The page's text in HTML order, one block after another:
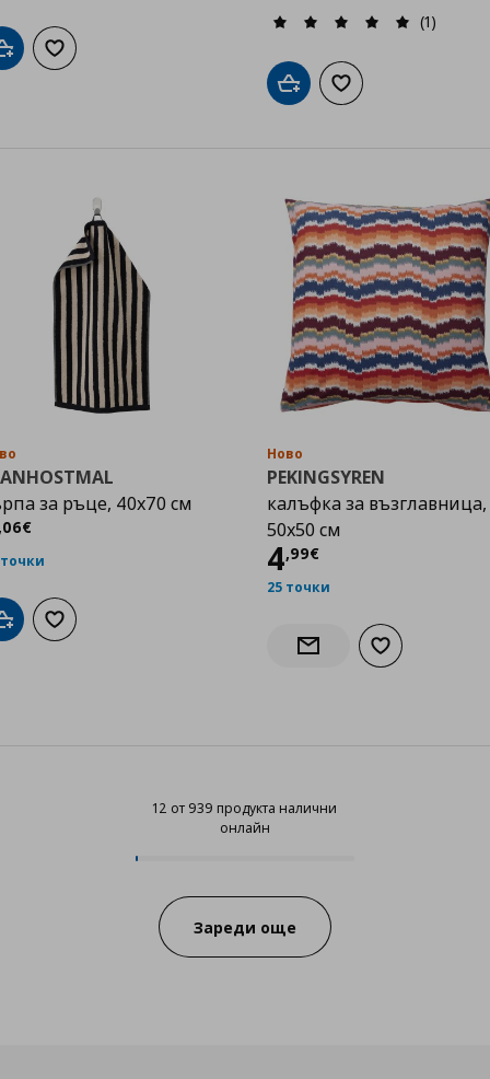
Добави в кошницата
Добави към списъка с любими
(1)
Добави в кошницата
Добави към
за ръце, 40x70 см
,06€
Добави в кошницата
Добави към списъка с любими
Ново
PEKINGSYREN
калъфка за възглавница,
50x50 см
4,99€
Цена
25 точки
Информирай ме за
Добави към
12 от 939 продукта налични
онлайн
Progress:
Зареди още